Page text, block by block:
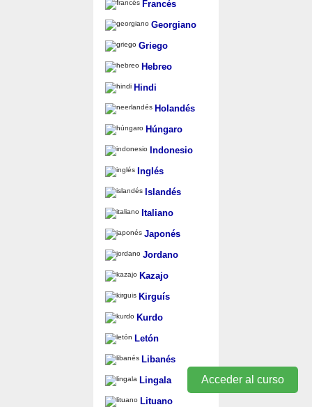
Acceder al curso
Francés
Georgiano
Griego
Hebreo
Hindi
Holandés
Húngaro
Indonesio
Inglés
Islandés
Italiano
Japonés
Jordano
Kazajo
Kirguís
Kurdo
Letón
Libanés
Lingala
Lituano